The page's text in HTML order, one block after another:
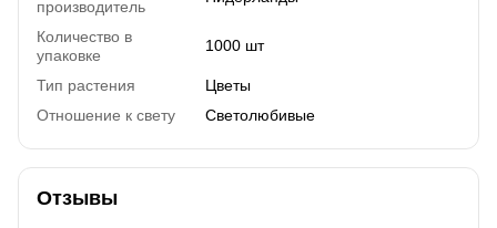
производитель
Количество в
упаковке
1000 шт
Тип растения
Цветы
Отношение к свету
Светолюбивые
Отзывы